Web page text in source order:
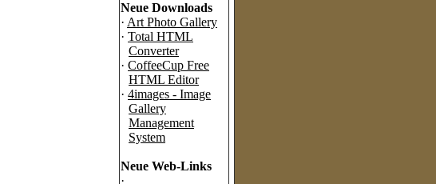
Neue Downloads
· Art Photo Gallery
· Total HTML
Converter
· CoffeeCup Free
HTML Editor
· 4images - Image
Gallery
Management
System
Neue Web-Links
·